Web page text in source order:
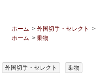
ホーム >外国切手・セレクト >
ホーム >乗物
外国切手・セレクト 乗物